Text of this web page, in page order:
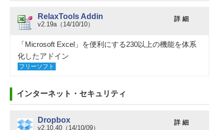
RelaxTools Addin
v2.19a（14/10/10）
詳 細
「Microsoft Excel」を便利にする230以上の機能を体系
化したアドイン
フリーソフト
インターネット・セキュリティ
Dropbox
v2.10.40（14/10/09）
詳 細